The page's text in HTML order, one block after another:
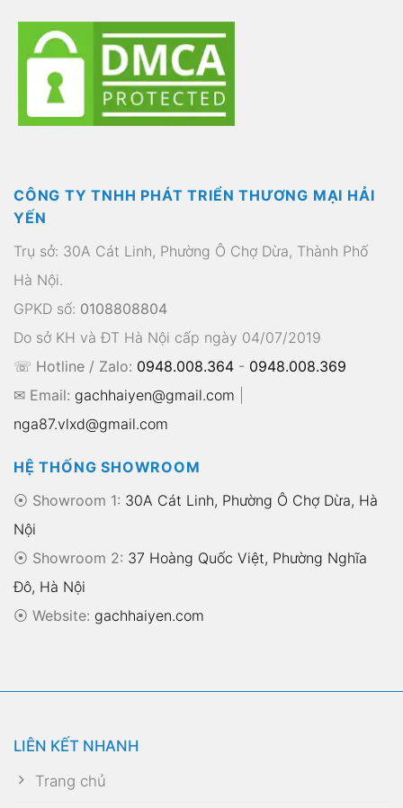
CÔNG TY TNHH PHÁT TRIỂN THƯƠNG MẠI HẢI
YẾN
Trụ sở: 30A Cát Linh, Phường Ô Chợ Dừa, Thành Phố
Hà Nội.
GPKD số: 0108808804
Do sở KH và ĐT Hà Nội cấp ngày 04/07/2019
☏ Hotline / Zalo: 0948.008.364 - 0948.008.369
✉ Email: gachhaiyen@gmail.com
nga87.vlxd@gmail.com
HỆ THỐNG SHOWROOM
⦿ Showroom 1: 30A Cát Linh, Phường Ô Chợ Dừa, Hà
Nội
⦿ Showroom 2: 37 Hoàng Quốc Việt, Phường Nghĩa
Đô, Hà Nội
⦿ Website: gachhaiyen.com
LIÊN KẾT NHANH
Trang chủ